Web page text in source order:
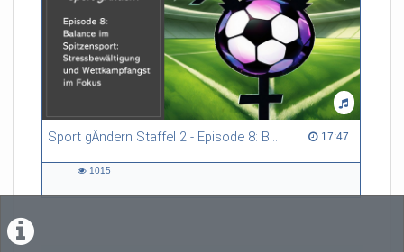
Sport gÄndern Staffel 2 - Episode 8: Balance im Spitzensport: Stressbewältigung und Wettkampfangst im Fokus 17:47
17:47 duration
1015